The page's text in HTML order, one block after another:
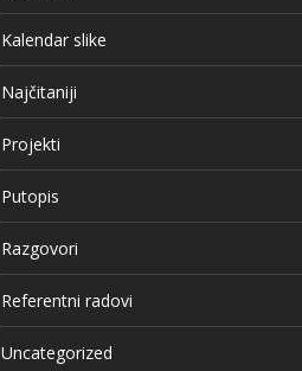
Kalendar slike
Najčitaniji
Projekti
Putopis
Razgovori
Referentni radovi
Uncategorized